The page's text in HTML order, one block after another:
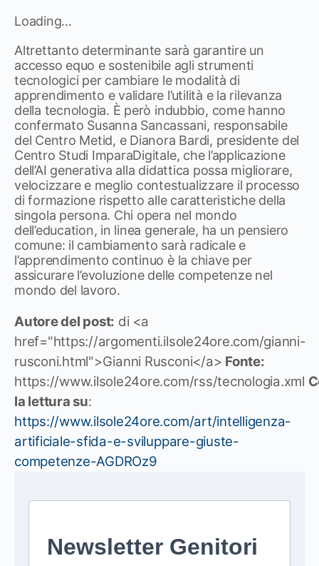
Loading…
Altrettanto determinante sarà garantire un
accesso equo e sostenibile agli strumenti
tecnologici per cambiare le modalità di
apprendimento e validare l’utilità e la rilevanza
della tecnologia. È però indubbio, come hanno
confermato Susanna Sancassani, responsabile
del Centro Metid, e Dianora Bardi, presidente del
Centro Studi ImparaDigitale, che l’applicazione
dell’AI generativa alla didattica possa migliorare,
velocizzare e meglio contestualizzare il processo
di formazione rispetto alle caratteristiche della
singola persona. Chi opera nel mondo
dell’education, in linea generale, ha un pensiero
comune: il cambiamento sarà radicale e
l’apprendimento continuo è la chiave per
assicurare l’evoluzione delle competenze nel
mondo del lavoro.
Autore del post: di <a
href="https://argomenti.ilsole24ore.com/gianni-
rusconi.html">Gianni Rusconi</a> Fonte:
https://www.ilsole24ore.com/rss/tecnologia.xml
la lettura su:
https://www.ilsole24ore.com/art/intelligenza-
artificiale-sfida-e-sviluppare-giuste-
competenze-AGDROz9